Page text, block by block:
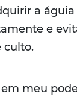
a águia
e
culto.
meu